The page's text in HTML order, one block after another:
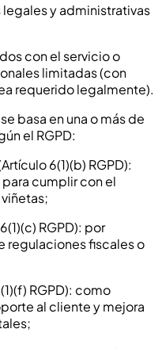
y administrativas
con el servicio o
limitadas (con
requerido legalmente).
basa en una o más de
el RGPD:
6(1)(b) RGPD):
cumplir con el
RGPD): por
fiscales o
RGPD): como
al cliente y mejora